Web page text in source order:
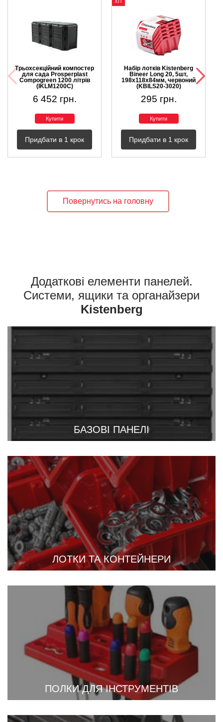
Трьохсекційний компостер
для сада Prosperplast
Compogreen 1200 літрів
(IKLM1200C)
6 452 грн.
Купити
Придбати в 1 крок
ХІТ
Набір лотків Kistenberg
Bineer Long 20, 5шт,
198x118x84мм, червоний
(KBILS20-3020)
295 грн.
Купити
Придбати в 1 крок
Повернутись на головну
Додаткові елементи панелей.
Системи, ящики та органайзери
Kistenberg
БАЗОВІ ПАНЕЛІ
ЛОТКИ ТА КОНТЕЙНЕРИ
ПОЛКИ ДЛЯ ІНСТРУМЕНТІВ